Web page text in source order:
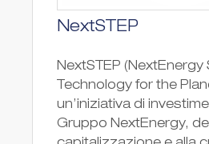
NextSTEP
NextSTEP (NextEnergy
Technology for the
un’iniziativa di
Gruppo NextEnergy,